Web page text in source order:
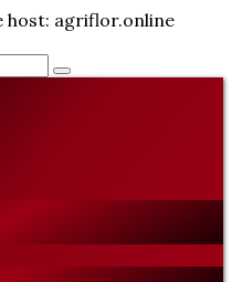
host: agriflor.online